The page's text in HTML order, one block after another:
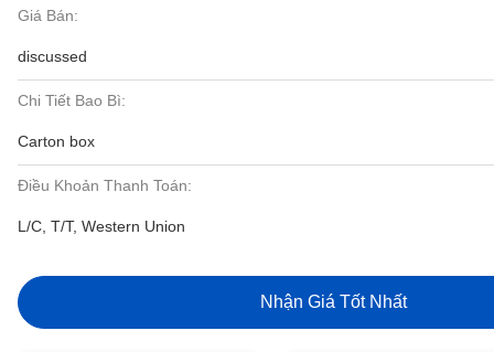
Giá Bán:
discussed
Chi Tiết Bao Bì:
Carton box
Điều Khoản Thanh Toán:
L/C, T/T, Western Union
Nhận Giá Tốt Nhất